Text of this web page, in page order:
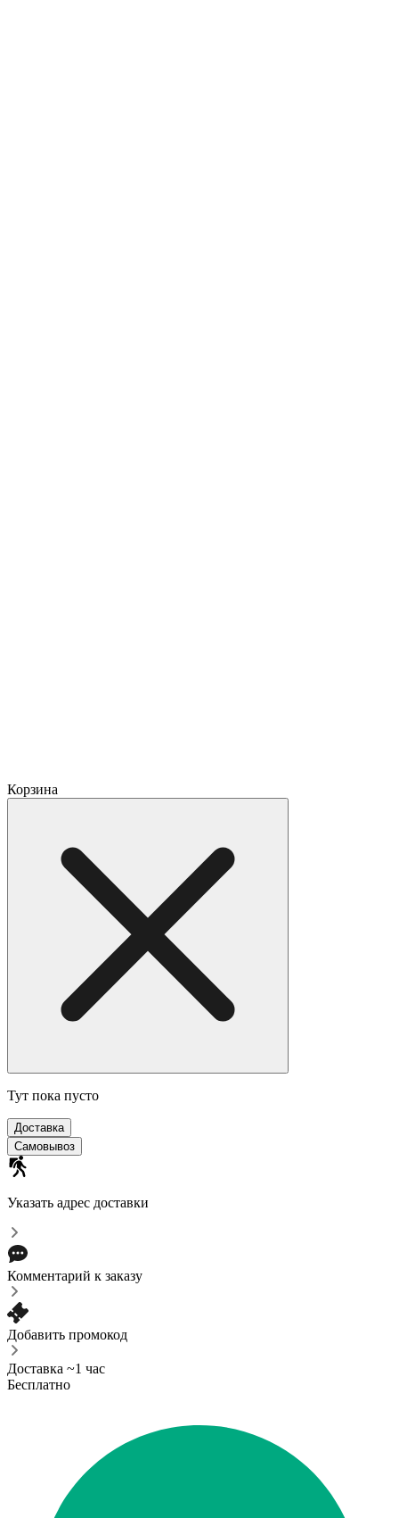
Корзина
Тут пока пусто
Доставка
Самовывоз
Указать адрес доставки
Комментарий к заказу
Добавить промокод
Доставка ~1 час
Бесплатно